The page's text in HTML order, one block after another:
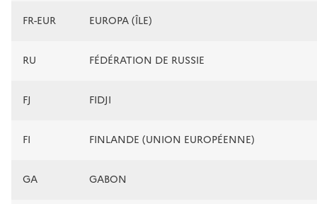
FR-EUR EUROPA (ÎLE)
RU FÉDÉRATION DE RUSSIE
FJ FIDJI
FI FINLANDE (UNION EUROPÉENNE)
GA GABON